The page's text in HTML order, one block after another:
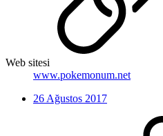
Web sitesi
www.pokemonum.net
26 Ağustos 2017